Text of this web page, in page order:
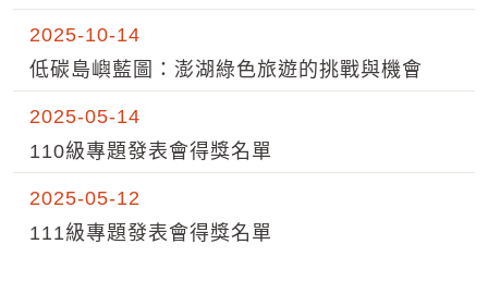
2025-10-14
低碳島嶼藍圖：澎湖綠色旅遊的挑戰與機會
2025-05-14
110級專題發表會得獎名單
2025-05-12
111級專題發表會得獎名單